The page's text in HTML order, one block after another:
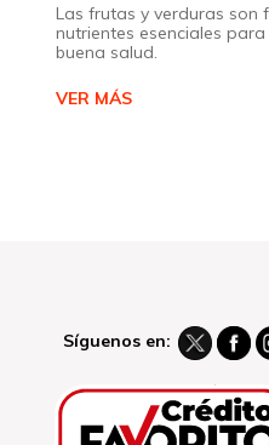
Las frutas y verduras son
nutrientes esenciales
buena salud.
VER MÁS
Síguenos en: